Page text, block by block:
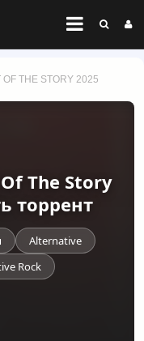
THE STORY 2025
The Story
торрент
Alternative
Rock